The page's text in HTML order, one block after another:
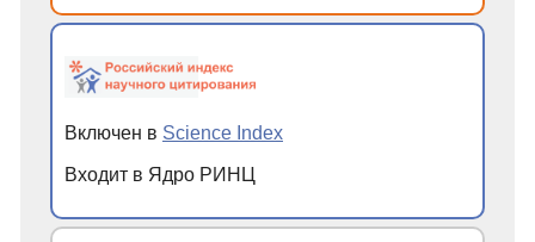
Включен в Science Index
Входит в Ядро РИНЦ